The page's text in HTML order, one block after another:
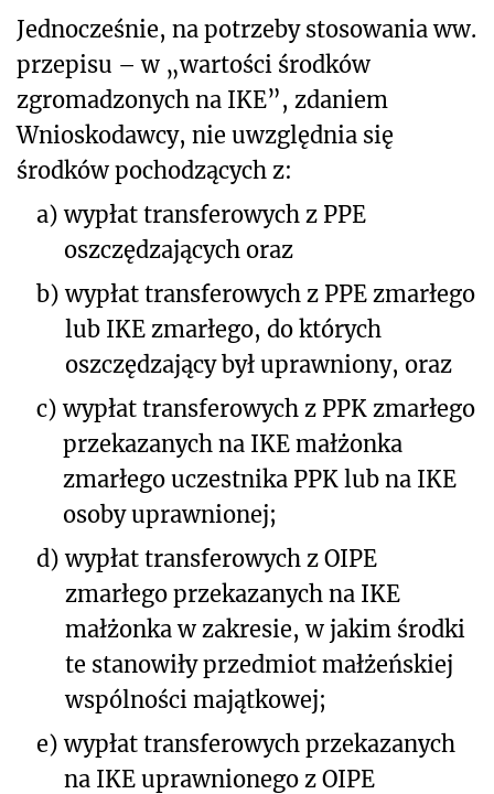
Jednocześnie, na potrzeby stosowania ww.
przepisu – w „wartości środków
zgromadzonych na IKE”, zdaniem
Wnioskodawcy, nie uwzględnia się
środków pochodzących z:
a) wypłat transferowych z PPE
oszczędzających oraz
b) wypłat transferowych z PPE zmarłego
lub IKE zmarłego, do których
oszczędzający był uprawniony, oraz
c) wypłat transferowych z PPK zmarłego
przekazanych na IKE małżonka
zmarłego uczestnika PPK lub na IKE
osoby uprawnionej;
d) wypłat transferowych z OIPE
zmarłego przekazanych na IKE
małżonka w zakresie, w jakim środki
te stanowiły przedmiot małżeńskiej
wspólności majątkowej;
e) wypłat transferowych przekazanych
na IKE uprawnionego z OIPE